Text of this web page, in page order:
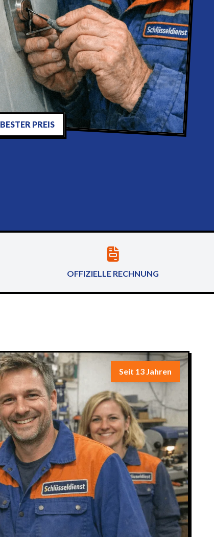
BESTER PREIS
OFFIZIELLE RECHNUNG
Seit 13 Jahren